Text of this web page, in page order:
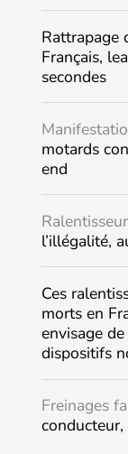
Rattrapage
Français,
secondes
motards
end
l’illégalité,
Ces
morts en
envisage
dispositifs
Freinages
conducteur,